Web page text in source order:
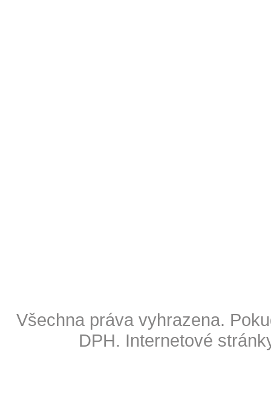
Všechna práva vyhrazena.
DPH. Internetové